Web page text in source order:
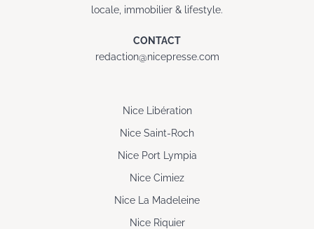
locale, immobilier & lifestyle.
CONTACT
redaction@nicepresse.com
Nice Libération
Nice Saint-Roch
Nice Port Lympia
Nice Cimiez
Nice La Madeleine
Nice Riquier